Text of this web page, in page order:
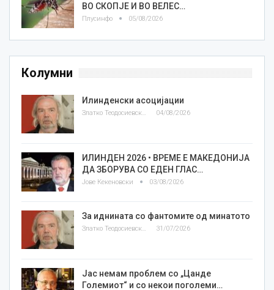
ВО СКОПЈЕ И ВО ВЕЛЕС…
Плусинфо 05/08/2026
Колумни
Илинденски асоцијации
04/08/2026
ИЛИНДЕН 2026 • ВРЕМЕ Е МАКЕДОНИЈА
ДА ЗБОРУВА СО ЕДЕН ГЛАС…
Јове Кекеновски 03/08/2026
За иднината со фантомите од минатото
Златко Теодосиевски 31/07/2026
Јас немам проблем со „Цанде
Големиот“ и со некои поголеми…